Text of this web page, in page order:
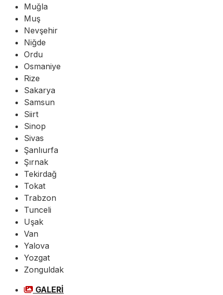
Muğla
Muş
Nevşehir
Niğde
Ordu
Osmaniye
Rize
Sakarya
Samsun
Siirt
Sinop
Sivas
Şanlıurfa
Şırnak
Tekirdağ
Tokat
Trabzon
Tunceli
Uşak
Van
Yalova
Yozgat
Zonguldak
GALERİ